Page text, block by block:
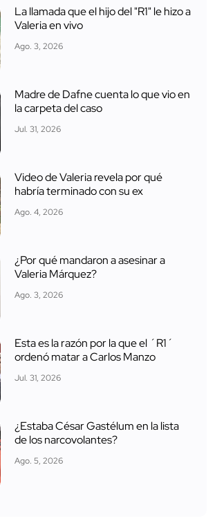
La llamada que el hijo del "R1" le hizo a
Valeria en vivo
Ago. 3, 2026
Madre de Dafne cuenta lo que vio en
la carpeta del caso
Jul. 31, 2026
Video de Valeria revela por qué
habría terminado con su ex
Ago. 4, 2026
¿Por qué mandaron a asesinar a
Valeria Márquez?
Ago. 3, 2026
Esta es la razón por la que el ´R1´
ordenó matar a Carlos Manzo
Jul. 31, 2026
¿Estaba César Gastélum en la lista
de los narcovolantes?
Ago. 5, 2026